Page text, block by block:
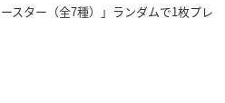
スター（全7種）」ランダムで1枚プレ